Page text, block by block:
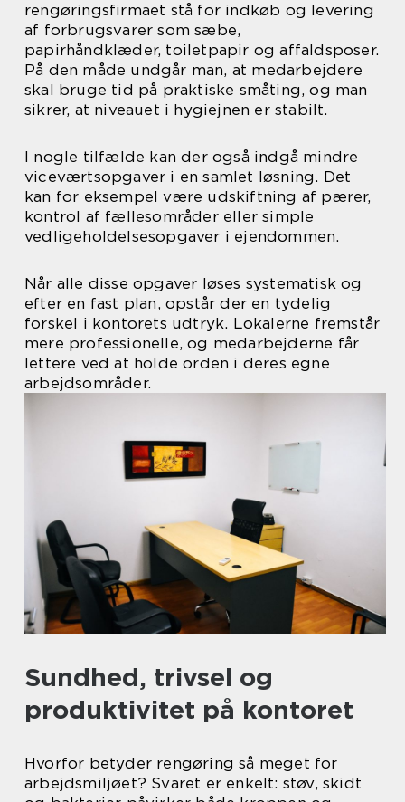
rengøringsfirmaet stå for indkøb og levering
af forbrugsvarer som sæbe,
papirhåndklæder, toiletpapir og affaldsposer.
På den måde undgår man, at medarbejdere
skal bruge tid på praktiske småting, og man
sikrer, at niveauet i hygiejnen er stabilt.
I nogle tilfælde kan der også indgå mindre
viceværtsopgaver i en samlet løsning. Det
kan for eksempel være udskiftning af pærer,
kontrol af fællesområder eller simple
vedligeholdelsesopgaver i ejendommen.
Når alle disse opgaver løses systematisk og
efter en fast plan, opstår der en tydelig
forskel i kontorets udtryk. Lokalerne fremstår
mere professionelle, og medarbejderne får
lettere ved at holde orden i deres egne
arbejdsområder.
Sundhed, trivsel og
produktivitet på kontoret
Hvorfor betyder rengøring så meget for
arbejdsmiljøet? Svaret er enkelt: støv, skidt